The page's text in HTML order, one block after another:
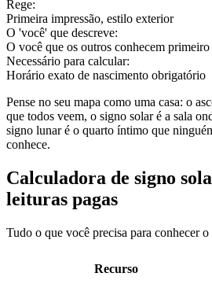
Rege:
Primeira impressão, estilo exterior
O 'você' que descreve:
O você que os outros conhecem primeiro
Necessário para calcular:
Horário exato de nascimento obrigatório
Pense no seu mapa como uma casa: o
que todos veem, o signo solar é a sala
signo lunar é o quarto íntimo que
conhece.
Calculadora de signo
leituras pagas
Tudo o que você precisa para conhecer
Recurso